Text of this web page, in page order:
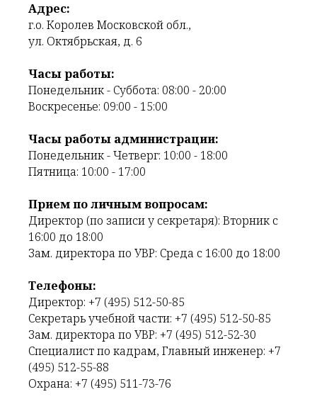
Адрес:
г.о. Королев Московской обл.,
ул. Октябрьская, д. 6
Часы работы:
Понедельник - Cуббота: 08:00 - 20:00
Воскресенье: 09:00 - 15:00
Часы работы администрации:
Понедельник - Четверг: 10:00 - 18:00
Пятница: 10:00 - 17:00
Прием по личным вопросам:
Директор (по записи у секретаря): Вторник с
16:00 до 18:00
Зам. директора по УВР: Среда с 16:00 до 18:00
Телефоны:
Директор: +7 (495) 512-50-85
Секретарь учебной части: +7 (495) 512-50-85
Зам. директора по УВР: +7 (495) 512-52-30
Специалист по кадрам, Главный инженер: +7
(495) 512-55-88
Охрана: +7 (495) 511-73-76